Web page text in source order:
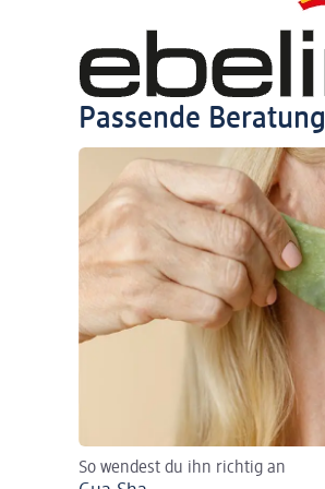
Passende Beratung
So wendest du ihn richtig an